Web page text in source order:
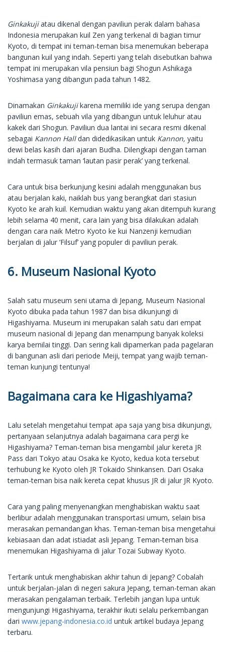
Ginkakujiatau dikenal dengan paviliun perak dalam bahasa
Indonesia merupakan kuil Zen yang terkenal di bagian timur
Kyoto, di tempat ini teman-teman bisa menemukan beberapa
bangunan kuil yang indah. Seperti yang telah disebutkan bahwa
tempat ini merupakan vila pensiun bagi Shogun Ashikaga
Yoshimasa yang dibangun pada tahun 1482.
Dinamakan Ginkakujikarena memiliki ide yang serupa dengan
paviliun emas, sebuah vila yang dibangun untuk leluhur atau
kakek dari Shogun. Paviliun dua lantai ini secara resmi dikenal
sebagai Kannon Halldan didedikasikan untuk Kannon, yaitu
dewi belas kasih dari ajaran Budha. Dilengkapi dengan taman
indah termasuk taman ‘lautan pasir perak’ yang terkenal.
Cara untuk bisa berkunjung kesini adalah menggunakan bus
atau berjalan kaki, naiklah bus yang berangkat dari stasiun
Kyoto ke arah kuil. Kemudian waktu yang akan ditempuh kurang
lebih selama 40 menit, cara lain yang bisa dilakukan adalah
dengan cara naik Metro Kyoto ke kui Nanzenji kemudian
berjalan di jalur ‘Filsuf’ yang populer di paviliun perak.
6. Museum Nasional Kyoto
Salah satu museum seni utama di Jepang, Museum Nasional
Kyoto dibuka pada tahun 1987 dan bisa dikunjungi di
Higashiyama. Museum ini merupakan salah satu dari empat
museum nasional di Jepang dan menampung banyak koleksi
karya bernilai tinggi. Dan sering kali dipamerkan pada pagelaran
di bangunan asli dari periode Meiji, tempat yang wajib teman-
teman kunjungi tentunya!
Bagaimana cara ke Higashiyama?
Lalu setelah mengetahui tempat apa saja yang bisa dikunjungi,
pertanyaan selanjutnya adalah bagaimana cara pergi ke
Higashiyama? Teman-teman bisa mengambil jalur kereta JR
Pass dari Tokyo atau Osaka ke Kyoto, kedua kota tersebut
terhubung ke Kyoto oleh JR Tokaido Shinkansen. Dari Osaka
teman-teman bisa naik kereta cepat khusus JR di jalur JR Kyoto.
Cara yang paling menyenangkan menghabiskan waktu saat
berlibur adalah menggunakan transportasi umum, selain bisa
merasakan pemandangan khas. Teman-teman bisa mengetahui
kebiasaan dan adat istiadat asli Jepang. Teman-teman bisa
menemukan Higashiyama di jalur Tozai Subway Kyoto.
Tertarik untuk menghabiskan akhir tahun di Jepang? Cobalah
untuk berjalan-jalan di negeri sakura Jepang, teman-teman akan
merasakan pengalaman terbaik. Terlebih jangan lupa untuk
mengunjungi Higashiyama, terakhir ikuti selalu perkembangan
dari www.jepang-indonesia.co.id untuk artikel budaya Jepang
terbaru.